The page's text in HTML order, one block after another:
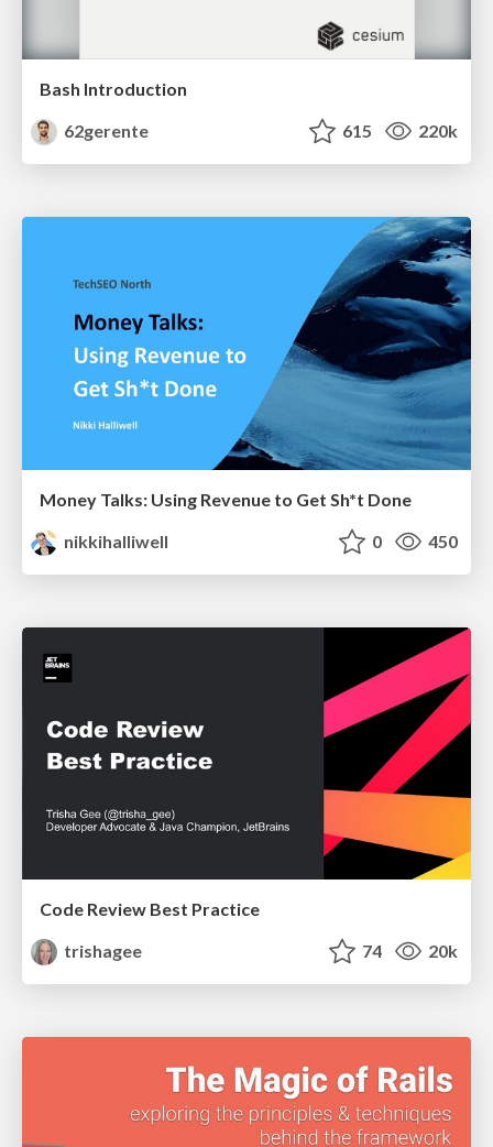
Bash Introduction
62gerente
615 220k
Money Talks: Using Revenue to Get Sh*t Done
nikkihalliwell
0 450
Code Review Best Practice
trishagee
74 20k